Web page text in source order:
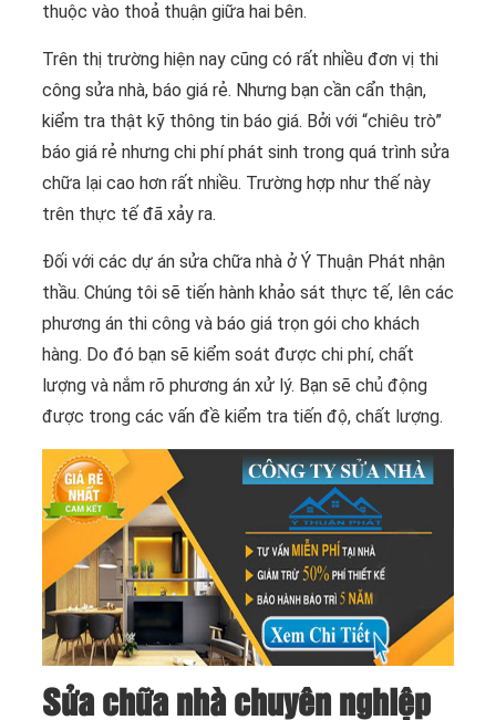
thuộc vào thoả thuận giữa hai bên.
Trên thị trường hiện nay cũng có rất nhiều đơn vị thi
công sửa nhà, báo giá rẻ. Nhưng bạn cần cẩn thận,
kiểm tra thật kỹ thông tin báo giá. Bởi với “chiêu trò”
báo giá rẻ nhưng chi phí phát sinh trong quá trình sửa
chữa lại cao hơn rất nhiều. Trường hợp như thế này
trên thực tế đã xảy ra.
Đối với các dự án sửa chữa nhà ở Ý Thuận Phát nhận
thầu. Chúng tôi sẽ tiến hành khảo sát thực tế, lên các
phương án thi công và báo giá trọn gói cho khách
hàng. Do đó bạn sẽ kiểm soát được chi phí, chất
lượng và nắm rõ phương án xử lý. Bạn sẽ chủ động
được trong các vấn đề kiểm tra tiến độ, chất lượng.
Sửa chữa nhà chuyên nghiệp